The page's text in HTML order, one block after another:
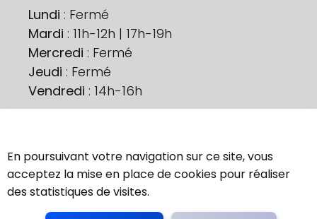
Lundi : Fermé
Mardi : 11h-12h | 17h-19h
Mercredi : Fermé
Jeudi : Fermé
Vendredi : 14h-16h
Contactez-nous
En poursuivant votre navigation sur ce site, vous
acceptez la mise en place de cookies pour réaliser
des statistiques de visites.